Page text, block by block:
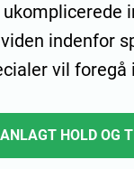
indenfor
vil
HOLD OG